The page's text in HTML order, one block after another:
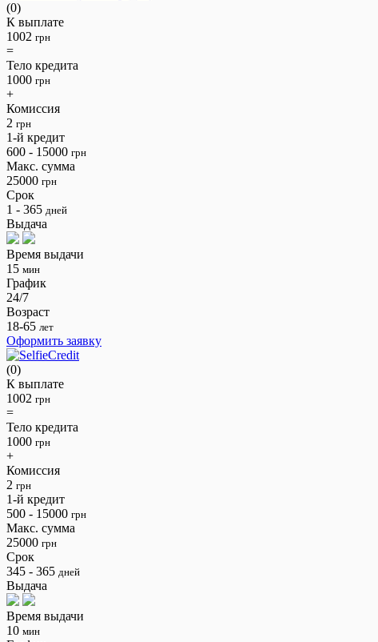
(0)
К выплате
1002 грн
=
Тело кредита
1000 грн
+
Комиссия
2 грн
1-й кредит
600 - 15000 грн
Макс. сумма
25000 грн
Срок
1 - 365 дней
Выдача
Время выдачи
15 мин
График
24/7
Возраст
18-65 лет
Оформить заявку
(0)
К выплате
1002 грн
=
Тело кредита
1000 грн
+
Комиссия
2 грн
1-й кредит
500 - 15000 грн
Макс. сумма
25000 грн
Срок
345 - 365 дней
Выдача
Время выдачи
10 мин